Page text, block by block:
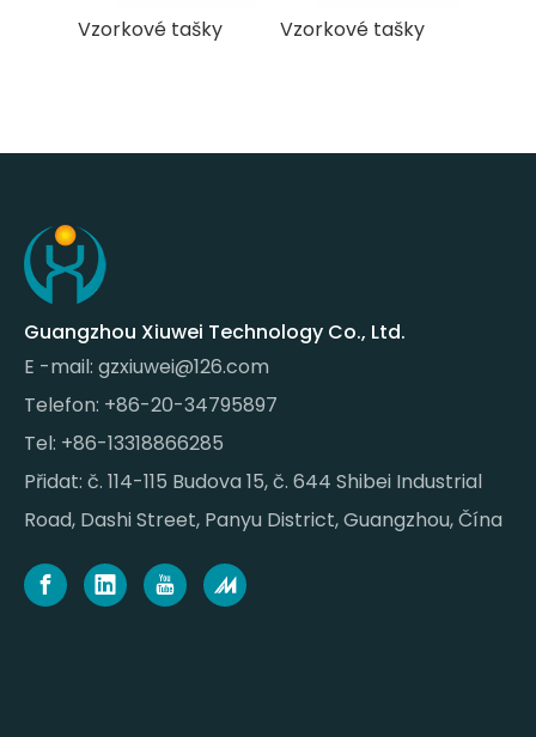
Vzorkové tašky Vzorkové tašky
Guangzhou Xiuwei Technology Co., Ltd.
E -mail: gzxiuwei@126.com
Telefon: +86-20-34795897
Tel: +86-13318866285
Přidat: č. 114-115 Budova 15, č. 644 Shibei Industrial
Road, Dashi Street, Panyu District, Guangzhou, Čína